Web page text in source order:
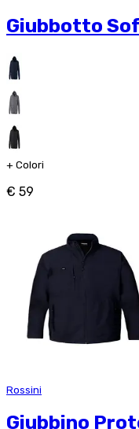
Giubbotto
+ Colori
€ 59
Rossini
Giubbino